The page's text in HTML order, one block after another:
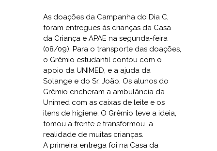
As doações da Campanha do Dia C,
foram entregues às crianças da Casa
da Criança e APAE na segunda-feira
(08/09). Para o transporte das doações,
o Grêmio estudantil contou com o
apoio da UNIMED, e a ajuda da
Solange e do Sr. João. Os alunos do
Grêmio encheram a ambulância da
Unimed com as caixas de leite e os
itens de higiene. O Grêmio teve a ideia,
tomou a frente e transformou a
realidade de muitas crianças.
A primeira entrega foi na Casa da